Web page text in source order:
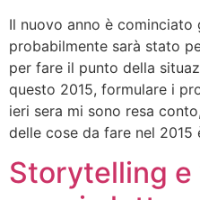
Il nuovo anno è
probabilmente sarà stato
per fare il punto della
questo 2015, formulare i
ieri sera mi sono resa
delle cose da fare nel 2015
Storytelling e